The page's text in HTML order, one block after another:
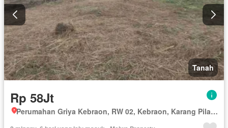
Tanah
Rp 58Jt
Perumahan Griya Kebraon, RW 02, Kebraon, Karang Pilang, Surabaya, Jawa Timur